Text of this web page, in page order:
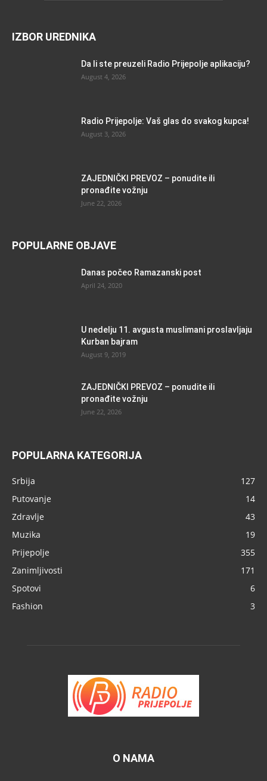
IZBOR UREDNIKA
Da li ste preuzeli Radio Prijepolje aplikaciju?
August 4, 2026
Radio Prijepolje: Vaš glas do svakog kupca!
August 3, 2026
ZAJEDNIČKI PREVOZ – ponudite ili
pronađite vožnju
June 22, 2026
POPULARNE OBJAVE
Danas počeo Ramazanski post
April 24, 2020
U nedelju 11. avgusta muslimani proslavljaju
Kurban bajram
August 9, 2019
ZAJEDNIČKI PREVOZ – ponudite ili
pronađite vožnju
June 22, 2026
POPULARNA KATEGORIJA
Srbija
127
Putovanje
14
Zdravlje
43
Muzika
19
Prijepolje
355
Zanimljivosti
171
Spotovi
6
Fashion
3
O NAMA